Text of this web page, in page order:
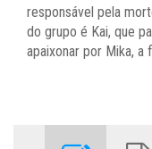
responsável pela
do grupo é Kai, que
apaixonar por Mika,